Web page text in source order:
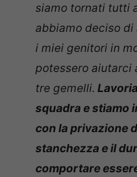
siamo tornati tutti
abbiamo deciso di
i miei genitori in
potessero aiutarci
tre gemelli.
squadra e stiamo
con la privazione
stanchezza e il
comportare